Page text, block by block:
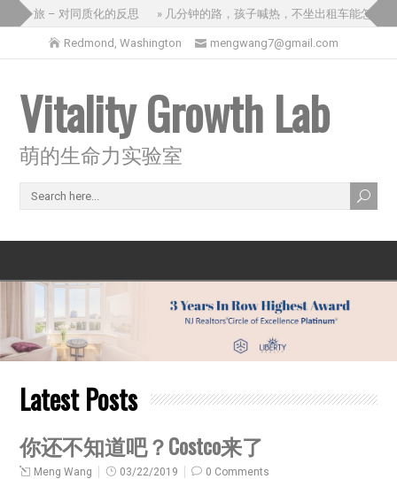
之旅 – 对同质化的反思 » 几分钟的路，孩子喊热，不坐出租车能怎么办？
Redmond, Washington mengwang7@gmail.com
Vitality Growth Lab
萌的生命力实验室
Latest Posts
你还不知道吧？Costco来了
Meng Wang 03/22/2019 0 Comments